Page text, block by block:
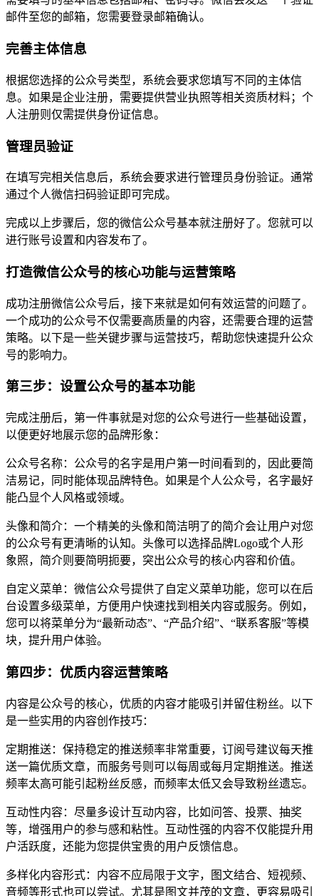
邮件至您的邮箱，您需要登录邮箱确认。
完善主体信息
根据您选择的公众号类型，系统会要求您填写不同的主体信
息。如果是企业注册，需要提供营业执照等相关资质材料；个
人注册则仅需提供身份证信息。
管理员验证
在填写完相关信息后，系统会要求进行管理员身份验证。通常
通过个人微信扫码验证即可完成。
完成以上步骤后，您的微信公众号基本就注册好了。您就可以
进行账号设置和内容发布了。
打造微信公众号的核心功能与运营策略
成功注册微信公众号后，接下来就是如何有效运营的问题了。
一个成功的公众号不仅需要高质量的内容，还需要合理的运营
策略。以下是一些关键步骤与运营技巧，帮助您快速提升公众
号的影响力。
第三步：设置公众号的基本功能
完成注册后，第一件事就是对您的公众号进行一些基础设置，
以便更好地展示您的品牌形象：
公众号名称：公众号的名字是用户第一时间看到的，因此要简
洁易记，同时能体现品牌特色。如果是个人公众号，名字最好
能凸显个人风格或领域。
头像和简介：一个精美的头像和简洁明了的简介会让用户对您
的公众号有更清晰的认知。头像可以选择品牌Logo或个人形
象照，简介则要简明扼要，突出公众号的核心内容和价值。
自定义菜单：微信公众号提供了自定义菜单功能，您可以在后
台设置多级菜单，方便用户快速找到相关内容或服务。例如，
您可以将菜单分为“最新动态”、“产品介绍”、“联系客服”等模
块，提升用户体验。
第四步：优质内容运营策略
内容是公众号的核心，优质的内容才能吸引并留住粉丝。以下
是一些实用的内容创作技巧：
定期推送：保持稳定的推送频率非常重要，订阅号建议每天推
送一篇优质文章，而服务号则可以每周或每月定期推送。推送
频率太高可能引起粉丝反感，而频率太低又会导致粉丝遗忘。
互动性内容：尽量多设计互动内容，比如问答、投票、抽奖
等，增强用户的参与感和粘性。互动性强的内容不仅能提升用
户活跃度，还能为您提供宝贵的用户反馈信息。
多样化内容形式：内容不应局限于文字，图文结合、短视频、
音频等形式也可以尝试。尤其是图文并茂的文章，更容易吸引